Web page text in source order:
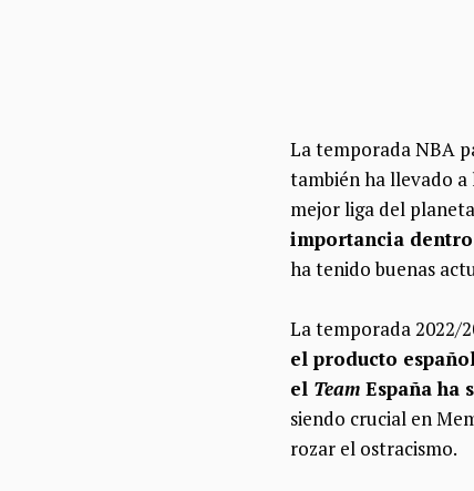
La temporada NBA
también ha llevado a
mejor liga del
importancia
ha tenido buenas
La temporada 2022/
el producto
el Team España ha
siendo crucial en
rozar el ostracismo.